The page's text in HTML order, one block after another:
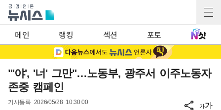
메인 랭킹 섹션 포토
"'야', '너' 그만"…노동부, 광주서 이주노동자
존중 캠페인
기사등록 2026/05/28 10:30:00
가가